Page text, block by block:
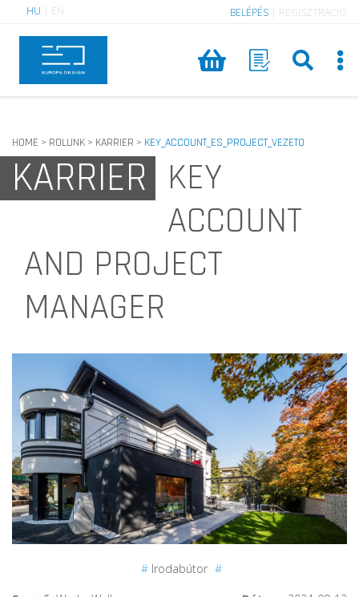
HU EN BELÉPÉS REGISZTRÁCIÓ
HOME > ROLUNK > KARRIER > KEY_ACCOUNT_ES_PROJECT_VEZETO
KARRIER KEY
ACCOUNT
AND PROJECT
MANAGER
# Irodabútor #